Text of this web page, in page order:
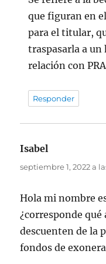
que figuran en
para el titular,
traspasarla a
relación con
Responder
Isabel
septiembre 1, 2022 a
Hola mi nombre
¿corresponde qué
descuenten de la
fondos de